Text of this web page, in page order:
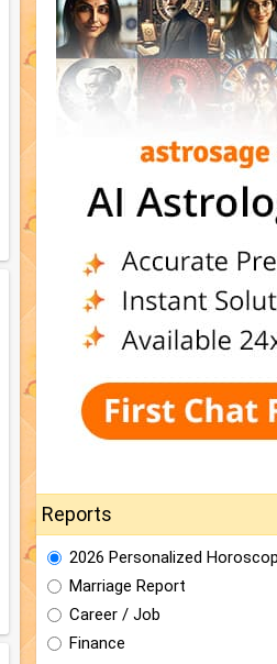
Reports
2026 Personalized
Marriage Report
Career / Job
Finance